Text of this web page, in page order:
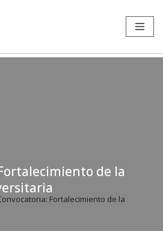
de la
Fortalecimiento de la